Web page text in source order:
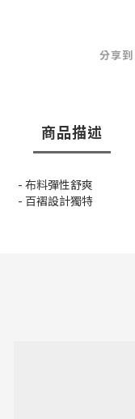
分享到
商品描述
- 布料彈性舒爽
- 百褶設計獨特